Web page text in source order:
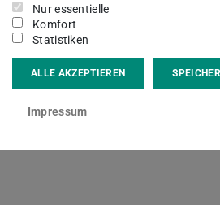
...
16-76412
325
Braun-Straße 10
Nur essentielle
Komfort
Statistiken
ALLE AKZEPTIEREN
Impressum